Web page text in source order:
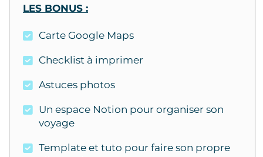
LES BONUS :
Carte Google Maps
Checklist à imprimer
Astuces photos
Un espace Notion pour organiser son
voyage
Template et tuto pour faire son propre